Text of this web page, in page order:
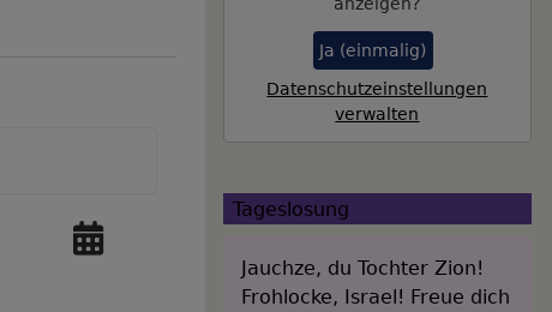
Ja (einmalig)
Datenschutzeinstellungen
verwalten
Tageslosung
Jauchze, du Tochter Zion!
Frohlocke, Israel! Freue dich